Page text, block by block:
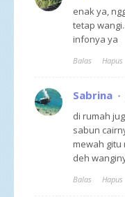
enak ya,
tetap
infonya ya
Balas Hapus
Sabrina
di rumah
sabun
mewah
deh
Balas Hapus